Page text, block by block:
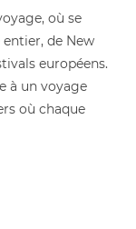
où se
de New
européens.
à un voyage
où chaque